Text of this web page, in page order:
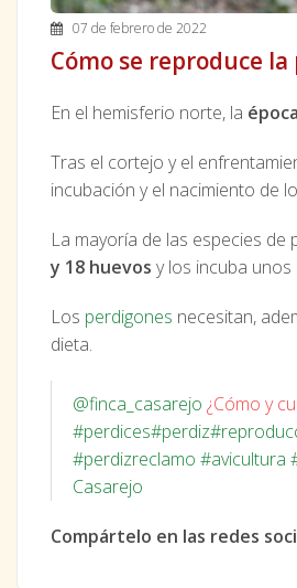
07 de febrero de 2022
Cómo se reproduce la
En el hemisferio norte, la
Tras el cortejo y el
incubación y el nacimiento de
La mayoría de las especies
y 18 huevos y los incuba unos
Los perdigones necesitan,
dieta.
@finca_casarejo ¿Cómo y
#perdices#perdiz
#perdizreclamo #avicultura
Casarejo
Compártelo en las redes